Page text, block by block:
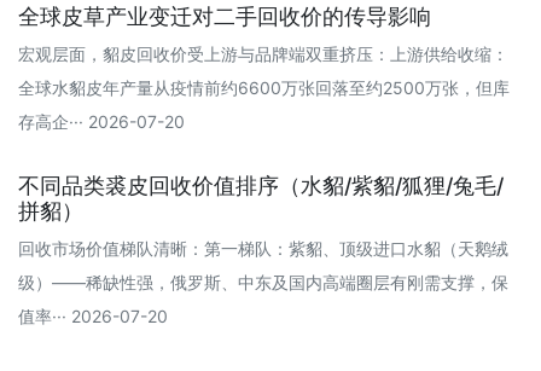
全球皮草产业变迁对二手回收价的传导影响
宏观层面，貂皮回收价受上游与品牌端双重挤压：上游供给收缩：
全球水貂皮年产量从疫情前约6600万张回落至约2500万张，但库
存高企··· 2026-07-20
不同品类裘皮回收价值排序（水貂/紫貂/狐狸/兔毛/
拼貂）
回收市场价值梯队清晰：第一梯队：紫貂、顶级进口水貂（天鹅绒
级）——稀缺性强，俄罗斯、中东及国内高端圈层有刚需支撑，保
值率··· 2026-07-20